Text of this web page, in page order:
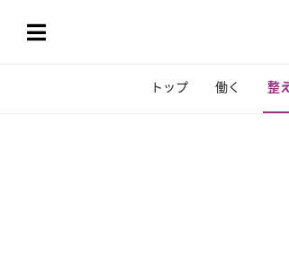
トップ 働く 整